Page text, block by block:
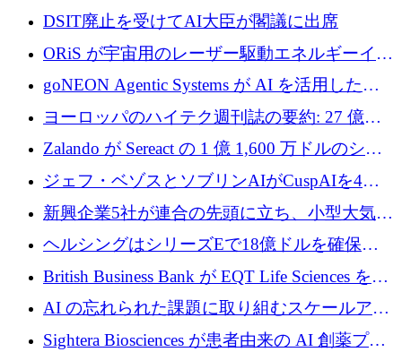
製ブレード工場の建設にEU補助金4,800万ユ
ーロを確保
DSIT廃止を受けてAI大臣が閣議に出席
ORiS が宇宙用のレーザー駆動エネルギーイン
フラの構築に 500 万ユーロを調達
goNEON Agentic Systems が AI を活用したイ
ンフラ計画を加速するために 16 万ユーロを確
ヨーロッパのハイテク週刊誌の要約: 27 億ユ
ーロを超える 60 以上のハイテク資金調達取引
Zalando が Sereact の 1 億 1,600 万ドルのシリ
ーズ B に参加し、AI を活用した倉庫自動化を
ジェフ・ベゾスとソブリンAIがCuspAIを4億
5,000万ドルの資金調達で支援
新興企業5社が連合の先頭に立ち、小型大気質
センサーをEUのクリーンエア政策の中心に据
ヘルシングはシリーズEで18億ドルを確保、
ウーバーはデリバリー・ヒーローを130億ユー
ロの契約で買収、レボルトは2027年に米国の
銀行を立ち上げる
British Business Bank が EQT Life Sciences を
2,500 万ユーロのコミットメントで支援
AI の忘れられた課題に取り組むスケールアッ
プを実現: カメラロール
Sightera Biosciences が患者由来の AI 創薬プラ